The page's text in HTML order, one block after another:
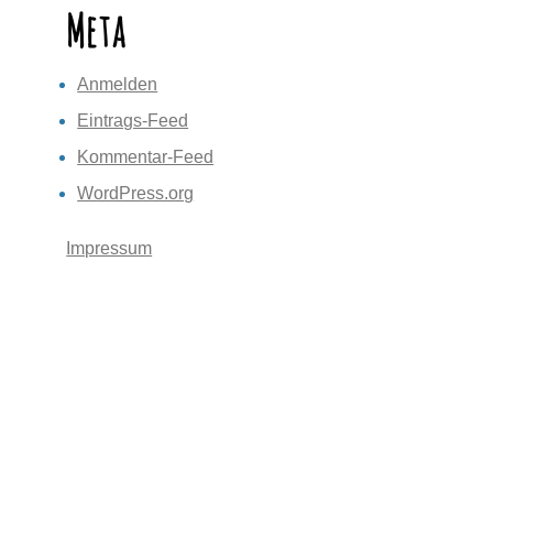
Meta
Anmelden
Eintrags-Feed
Kommentar-Feed
WordPress.org
Impressum